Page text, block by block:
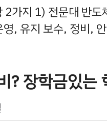
2가지 1) 전문대 반
, 유지 보수, 정비,
? 장학금있는